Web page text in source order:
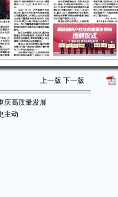
上一版 下一版
庆高质量发展
主动